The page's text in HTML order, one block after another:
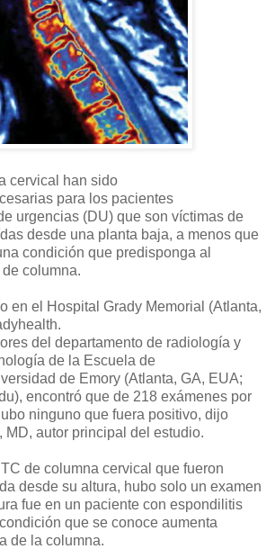
cervical han sido
para los pacientes
urgencias (DU) que son víctimas de
desde una planta baja, a menos que
condición que predisponga al
columna.
en el Hospital Grady Memorial (Atlanta,
del departamento de radiología y
de la Escuela de
de Emory (Atlanta, GA, EUA;
encontró que de 218 exámenes por
ninguno que fuera positivo, dijo
autor principal del estudio.
de columna cervical que fueron
desde su altura, hubo solo un examen
fue en un paciente con espondilitis
que se conoce aumenta
de la columna.